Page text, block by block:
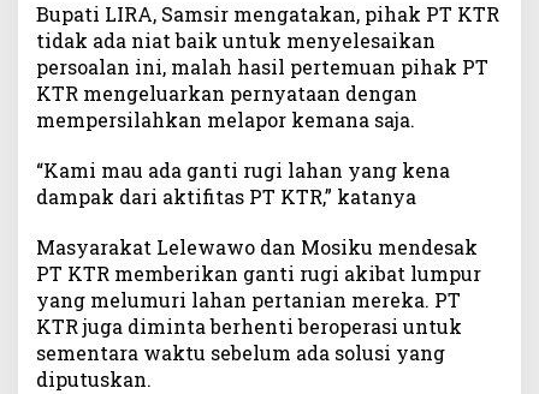
e
n
g
a
d
k
e
P
R
D
Bupati LIRA, Samsir mengatakan, pihak PT KTR
tidak ada niat baik untuk menyelesaikan
persoalan ini, malah hasil pertemuan pihak PT
KTR mengeluarkan pernyataan dengan
mempersilahkan melapor kemana saja.
“Kami mau ada ganti rugi lahan yang kena
dampak dari aktifitas PT KTR,” katanya
Masyarakat Lelewawo dan Mosiku mendesak
PT KTR memberikan ganti rugi akibat lumpur
yang melumuri lahan pertanian mereka. PT
KTR juga diminta berhenti beroperasi untuk
sementara waktu sebelum ada solusi yang
diputuskan.